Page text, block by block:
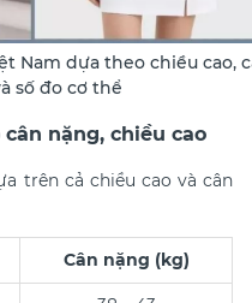
Nam dựa theo chiều cao,
số đo cơ thể
nặng, chiều cao
trên cả chiều cao và cân
Cân nặng (kg)